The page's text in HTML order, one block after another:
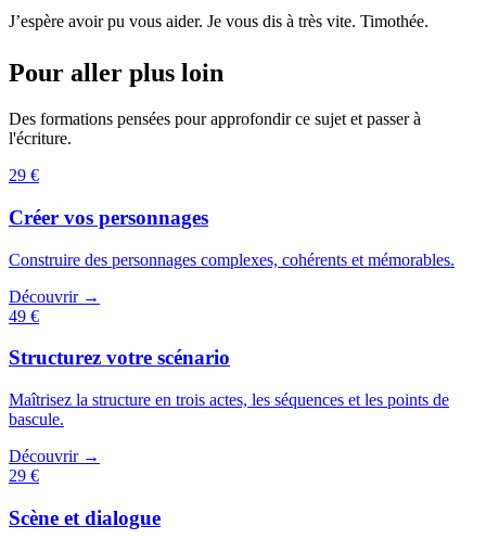
J’espère avoir pu vous aider. Je vous dis à très vite. Timothée.
Pour aller plus loin
Des formations pensées pour approfondir ce sujet et passer à
l'écriture.
29 €
Créer vos personnages
Construire des personnages complexes, cohérents et mémorables.
Découvrir →
49 €
Structurez votre scénario
Maîtrisez la structure en trois actes, les séquences et les points de
bascule.
Découvrir →
29 €
Scène et dialogue